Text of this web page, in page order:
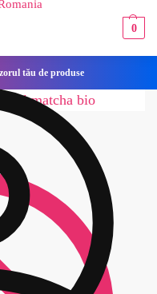
0
tău de produse